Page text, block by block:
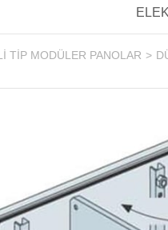
TİP MODÜLER PANOLAR